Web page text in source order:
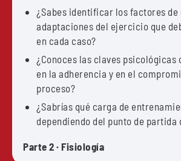
¿Sabes identificar los factores de
adaptaciones del ejercicio que
en cada caso?
¿Conoces las claves psicológicas
en la adherencia y en el
proceso?
¿Sabrías qué carga de
dependiendo del punto de partida
Parte 2 · Fisiología